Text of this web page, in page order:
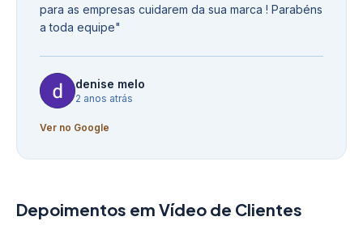
para as empresas cuidarem da sua marca ! Parabéns
a toda equipe"
denise melo
2 anos atrás
Ver no Google
Depoimentos em Vídeo de Clientes